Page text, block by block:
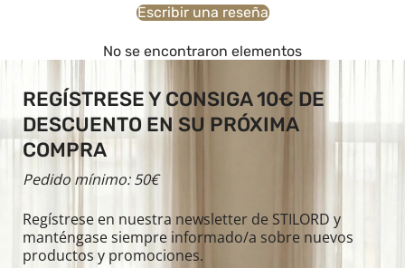
Escribir una reseña
No se encontraron elementos
REGÍSTRESE Y CONSIGA 10€ DE
DESCUENTO EN SU PRÓXIMA
COMPRA
Pedido mínimo: 50€
Regístrese en nuestra newsletter de STILORD y
manténgase siempre informado/a sobre nuevos
productos y promociones.